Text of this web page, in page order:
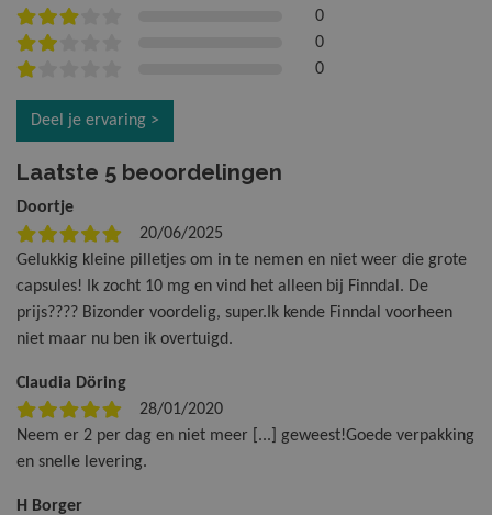
0
0
0
Deel je ervaring >
Laatste 5 beoordelingen
Doortje
20/06/2025
Gelukkig kleine pilletjes om in te nemen en niet weer die grote
capsules! Ik zocht 10 mg en vind het alleen bij Finndal. De
prijs???? Bizonder voordelig, super.Ik kende Finndal voorheen
niet maar nu ben ik overtuigd.
Claudia Döring
28/01/2020
Neem er 2 per dag en niet meer [...] geweest!Goede verpakking
en snelle levering.
H Borger